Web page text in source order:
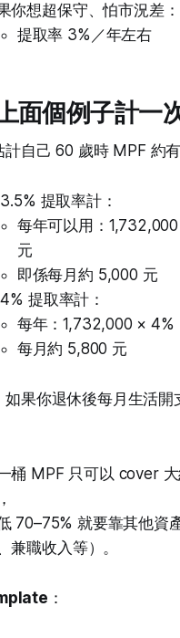
你想超保守、怕市況差：
提取率 3%／年左右
面個例子計一
計自己 60 歲時 MPF 約
提取率計：
每年可以用：
元
即係每月約 5,000 元
提取率計：
每年：1,732,000 ×
每月約 5,800 元
如果你退休後每月生活
桶 MPF 只可以 cover
70–75% 就要靠其他資
兼職收入等）。
：